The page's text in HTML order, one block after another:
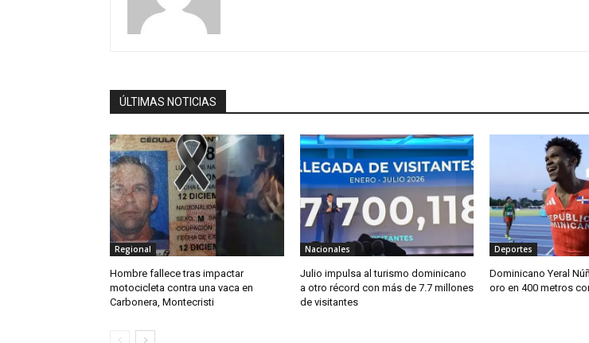
ÚLTIMAS NOTICIAS
Regional
Hombre fallece tras impactar
motocicleta contra una vaca en
Carbonera, Montecristi
Nacionales
Julio impulsa al turismo dominicano
a otro récord con más de 7.7 millones
de visitantes
Deportes
Dominicano Yeral
oro en 400 metros